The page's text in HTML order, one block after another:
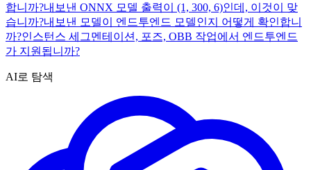
합니까?내보낸 ONNX 모델 출력이 (1, 300, 6)인데, 이것이 맞
습니까?내보낸 모델이 엔드투엔드 모델인지 어떻게 확인합니
까?인스턴스 세그멘테이션, 포즈, OBB 작업에서 엔드투엔드
가 지원됩니까?
AI로 탐색